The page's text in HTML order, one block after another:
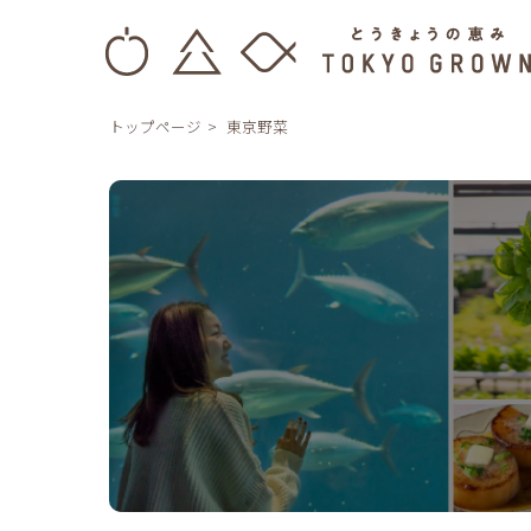
トップページ 東京野菜